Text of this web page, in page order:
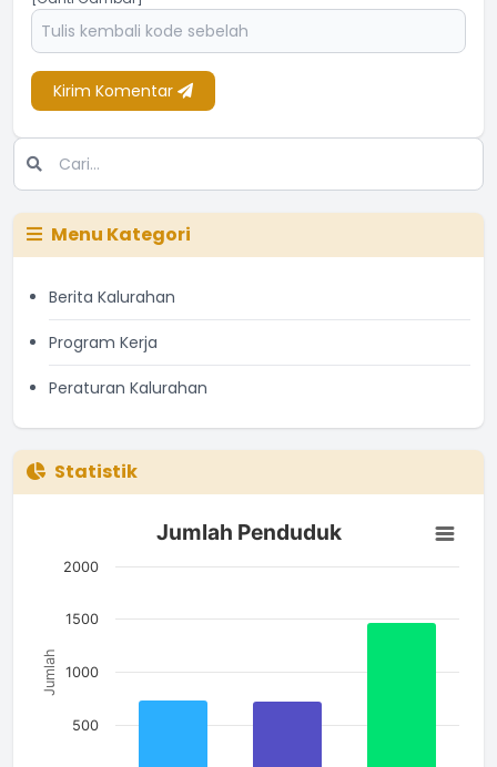
Kirim Komentar
Menu Kategori
Berita Kalurahan
Program Kerja
Peraturan Kalurahan
Statistik
Jumlah Penduduk
Bar chart with 3 bars.
The chart has 1 X axis displaying categories.
Jumlah
Jumlah Penduduk
500
1000
1500
2000